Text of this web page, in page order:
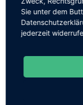
Suche
Sie unter dem
jederzeit